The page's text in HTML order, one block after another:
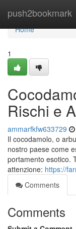
push2bookmark
Home
Home
1
Rischi e
ammarfkfw633729
Il cocodamolo, o
nostro paese come
portamento esotico.
attenzione: https://
Comments
Comments